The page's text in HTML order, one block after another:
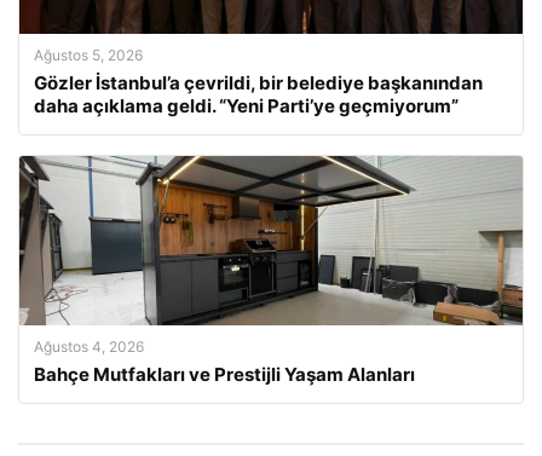
Ağustos 5, 2026
Gözler İstanbul’a çevrildi, bir belediye başkanından
daha açıklama geldi. “Yeni Parti’ye geçmiyorum”
Ağustos 4, 2026
Bahçe Mutfakları ve Prestijli Yaşam Alanları